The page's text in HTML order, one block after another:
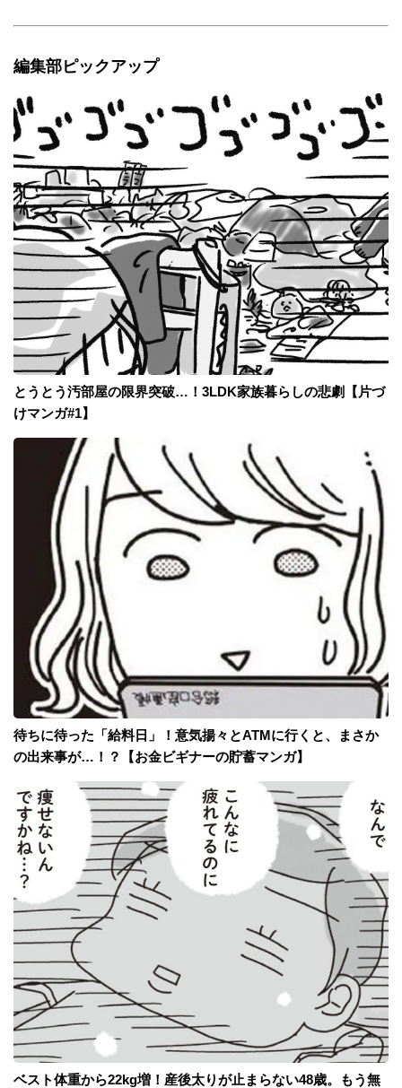
編集部ピックアップ
とうとう汚部屋の限界突破…！3LDK家族暮らしの悲劇【片づ
けマンガ#1】
待ちに待った「給料日」！意気揚々とATMに行くと、まさか
の出来事が…！？【お金ビギナーの貯蓄マンガ】
ベスト体重から22kg増！産後太りが止まらない48歳。もう無